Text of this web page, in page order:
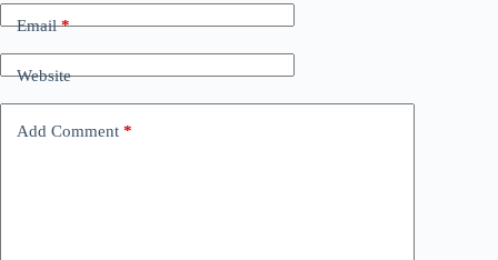
Email*
Website
Add Comment *